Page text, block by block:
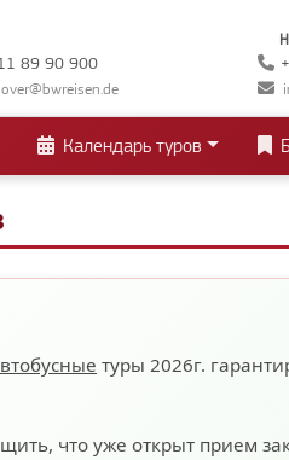
89 90 900
Календарь туров
туры 2026г.
что уже открыт прием